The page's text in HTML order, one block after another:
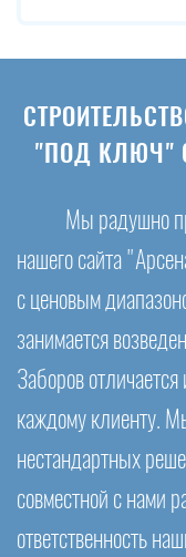
"ПОД КЛЮЧ"
Мы радушно
нашего сайта
с ценовым
занимается
Заборов
каждому клиенту.
нестандартных
совместной с нами
ответственность